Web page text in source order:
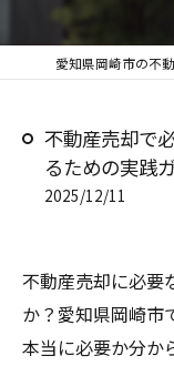
不動産売却で
るための実践
2025/12/11
不動産売却に必要
か？愛知県岡崎市
本当に必要か分か